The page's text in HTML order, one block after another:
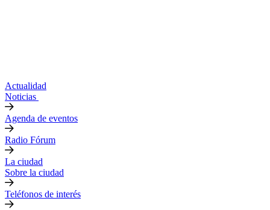
Actualidad
Noticias
Agenda de eventos
Radio Fórum
La ciudad
Sobre la ciudad
Teléfonos de interés